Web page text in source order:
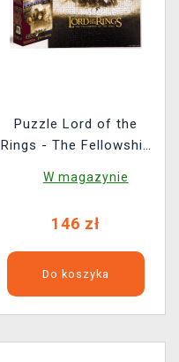
Puzzle Lord of the
Rings - The Fellowship
W magazynie
146 zł
Do koszyka